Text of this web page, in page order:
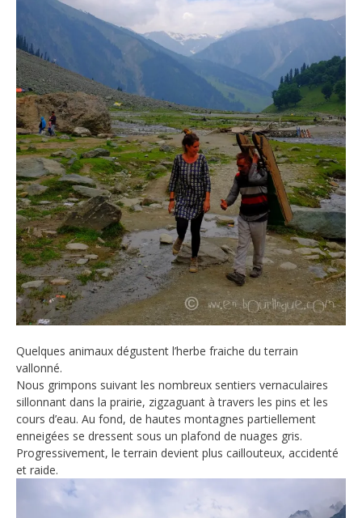
Quelques animaux dégustent l’herbe fraiche du terrain
vallonné.
Nous grimpons suivant les nombreux sentiers vernaculaires
sillonnant dans la prairie, zigzaguant à travers les pins et les
cours d’eau. Au fond, de hautes montagnes partiellement
enneigées se dressent sous un plafond de nuages gris.
Progressivement, le terrain devient plus caillouteux, accidenté
et raide.